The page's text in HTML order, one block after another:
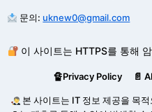
문의: uknew0@gmail.com
이 사이트는 HTTPS를 통해
🔏Privacy Policy 📄
본 사이트는 IT 정보 제공을 목